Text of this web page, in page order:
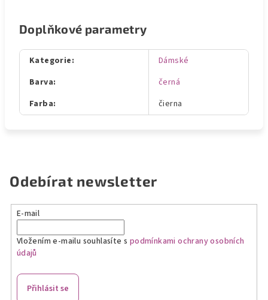
Doplňkové parametry
Kategorie:
Dámské
Barva:
černá
Farba: čierna
Odebírat newsletter
E-mail
Vložením e-mailu souhlasíte s podmínkami ochrany osobních
údajů
Přihlásit se